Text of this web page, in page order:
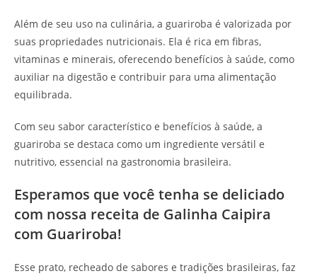
Além de seu uso na culinária, a guariroba é valorizada por
suas propriedades nutricionais. Ela é rica em fibras,
vitaminas e minerais, oferecendo benefícios à saúde, como
auxiliar na digestão e contribuir para uma alimentação
equilibrada.
Com seu sabor característico e benefícios à saúde, a
guariroba se destaca como um ingrediente versátil e
nutritivo, essencial na gastronomia brasileira.
Esperamos que você tenha se deliciado
com nossa receita de Galinha Caipira
com Guariroba!
Esse prato, recheado de sabores e tradições brasileiras, faz